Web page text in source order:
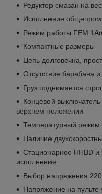
Редуктор смазан на
Исполнение
Режим работы FEM
Компактные размеры
Цепь долговечна,
Отсутствие барабана и
Груз поднимается
Концевой
верхнем положении
Температурный режим
Наличие
Стационарное HHBD
исполнение
Выбор напряжения
Напряжение на